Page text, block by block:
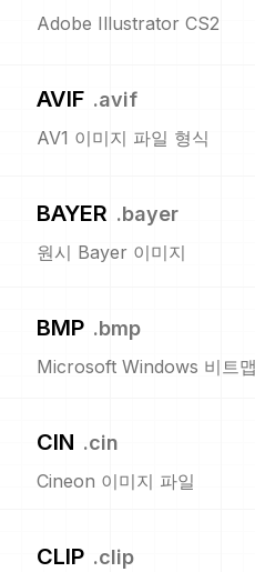
Adobe Illustrator CS2
AVIF .avif
AV1 이미지 파일 형식
BAYER .bayer
원시 Bayer 이미지
BMP .bmp
Microsoft Windows 비트
CIN .cin
Cineon 이미지 파일
CLIP .clip